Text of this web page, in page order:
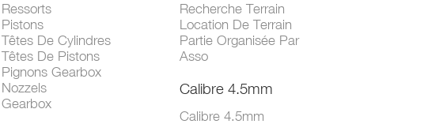
Ressorts
Pistons
Têtes De Cylindres
Têtes De Pistons
Pignons Gearbox
Nozzels
Gearbox
Recherche Terrain
Location De Terrain
Partie Organisée Par
Asso
Calibre 4.5mm
Calibre 4.5mm